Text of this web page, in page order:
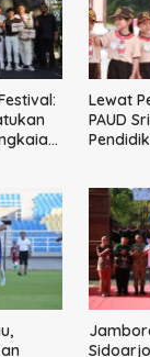
Lewat
PAUD